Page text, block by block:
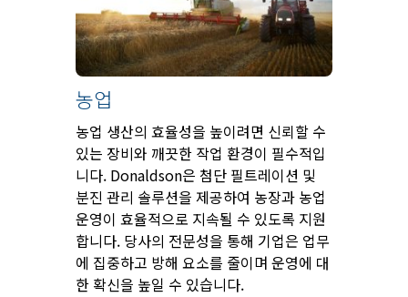
농업
농업 생산의 효율성을 높이려면 신뢰할 수
있는 장비와 깨끗한 작업 환경이 필수적입
니다. Donaldson은 첨단 필트레이션 및
분진 관리 솔루션을 제공하여 농장과 농업
운영이 효율적으로 지속될 수 있도록 지원
합니다. 당사의 전문성을 통해 기업은 업무
에 집중하고 방해 요소를 줄이며 운영에 대
한 확신을 높일 수 있습니다.